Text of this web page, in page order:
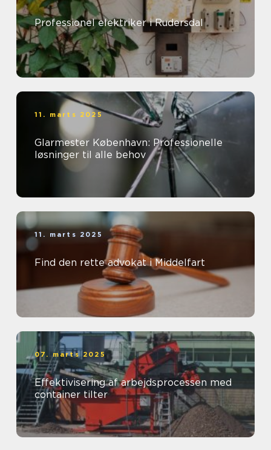
Professionel elektriker i Rudersdal
11. marts 2025
Glarmester København: Professionelle
løsninger til alle behov
11. marts 2025
Find den rette advokat i Middelfart
07. marts 2025
Effektivisering af arbejdsprocessen med
container tilter